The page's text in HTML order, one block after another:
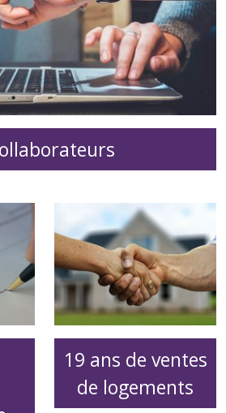
19 ans de ventes
de logements